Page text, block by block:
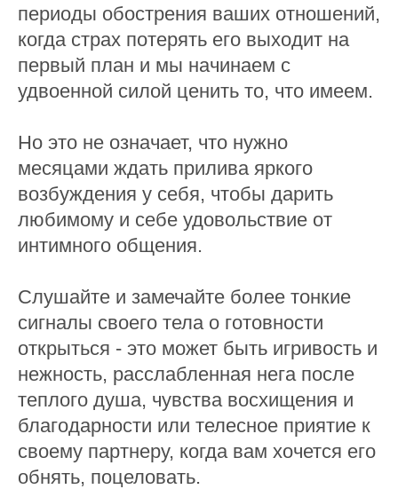
периоды обострения ваших отношений,
когда страх потерять его выходит на
первый план и мы начинаем с
удвоенной силой ценить то, что имеем.
Но это не означает, что нужно
месяцами ждать прилива яркого
возбуждения у себя, чтобы дарить
любимому и себе удовольствие от
интимного общения.
Слушайте и замечайте более тонкие
сигналы своего тела о готовности
открыться - это может быть игривость и
нежность, расслабленная нега после
теплого душа, чувства восхищения и
благодарности или телесное приятие к
своему партнеру, когда вам хочется его
обнять, поцеловать.